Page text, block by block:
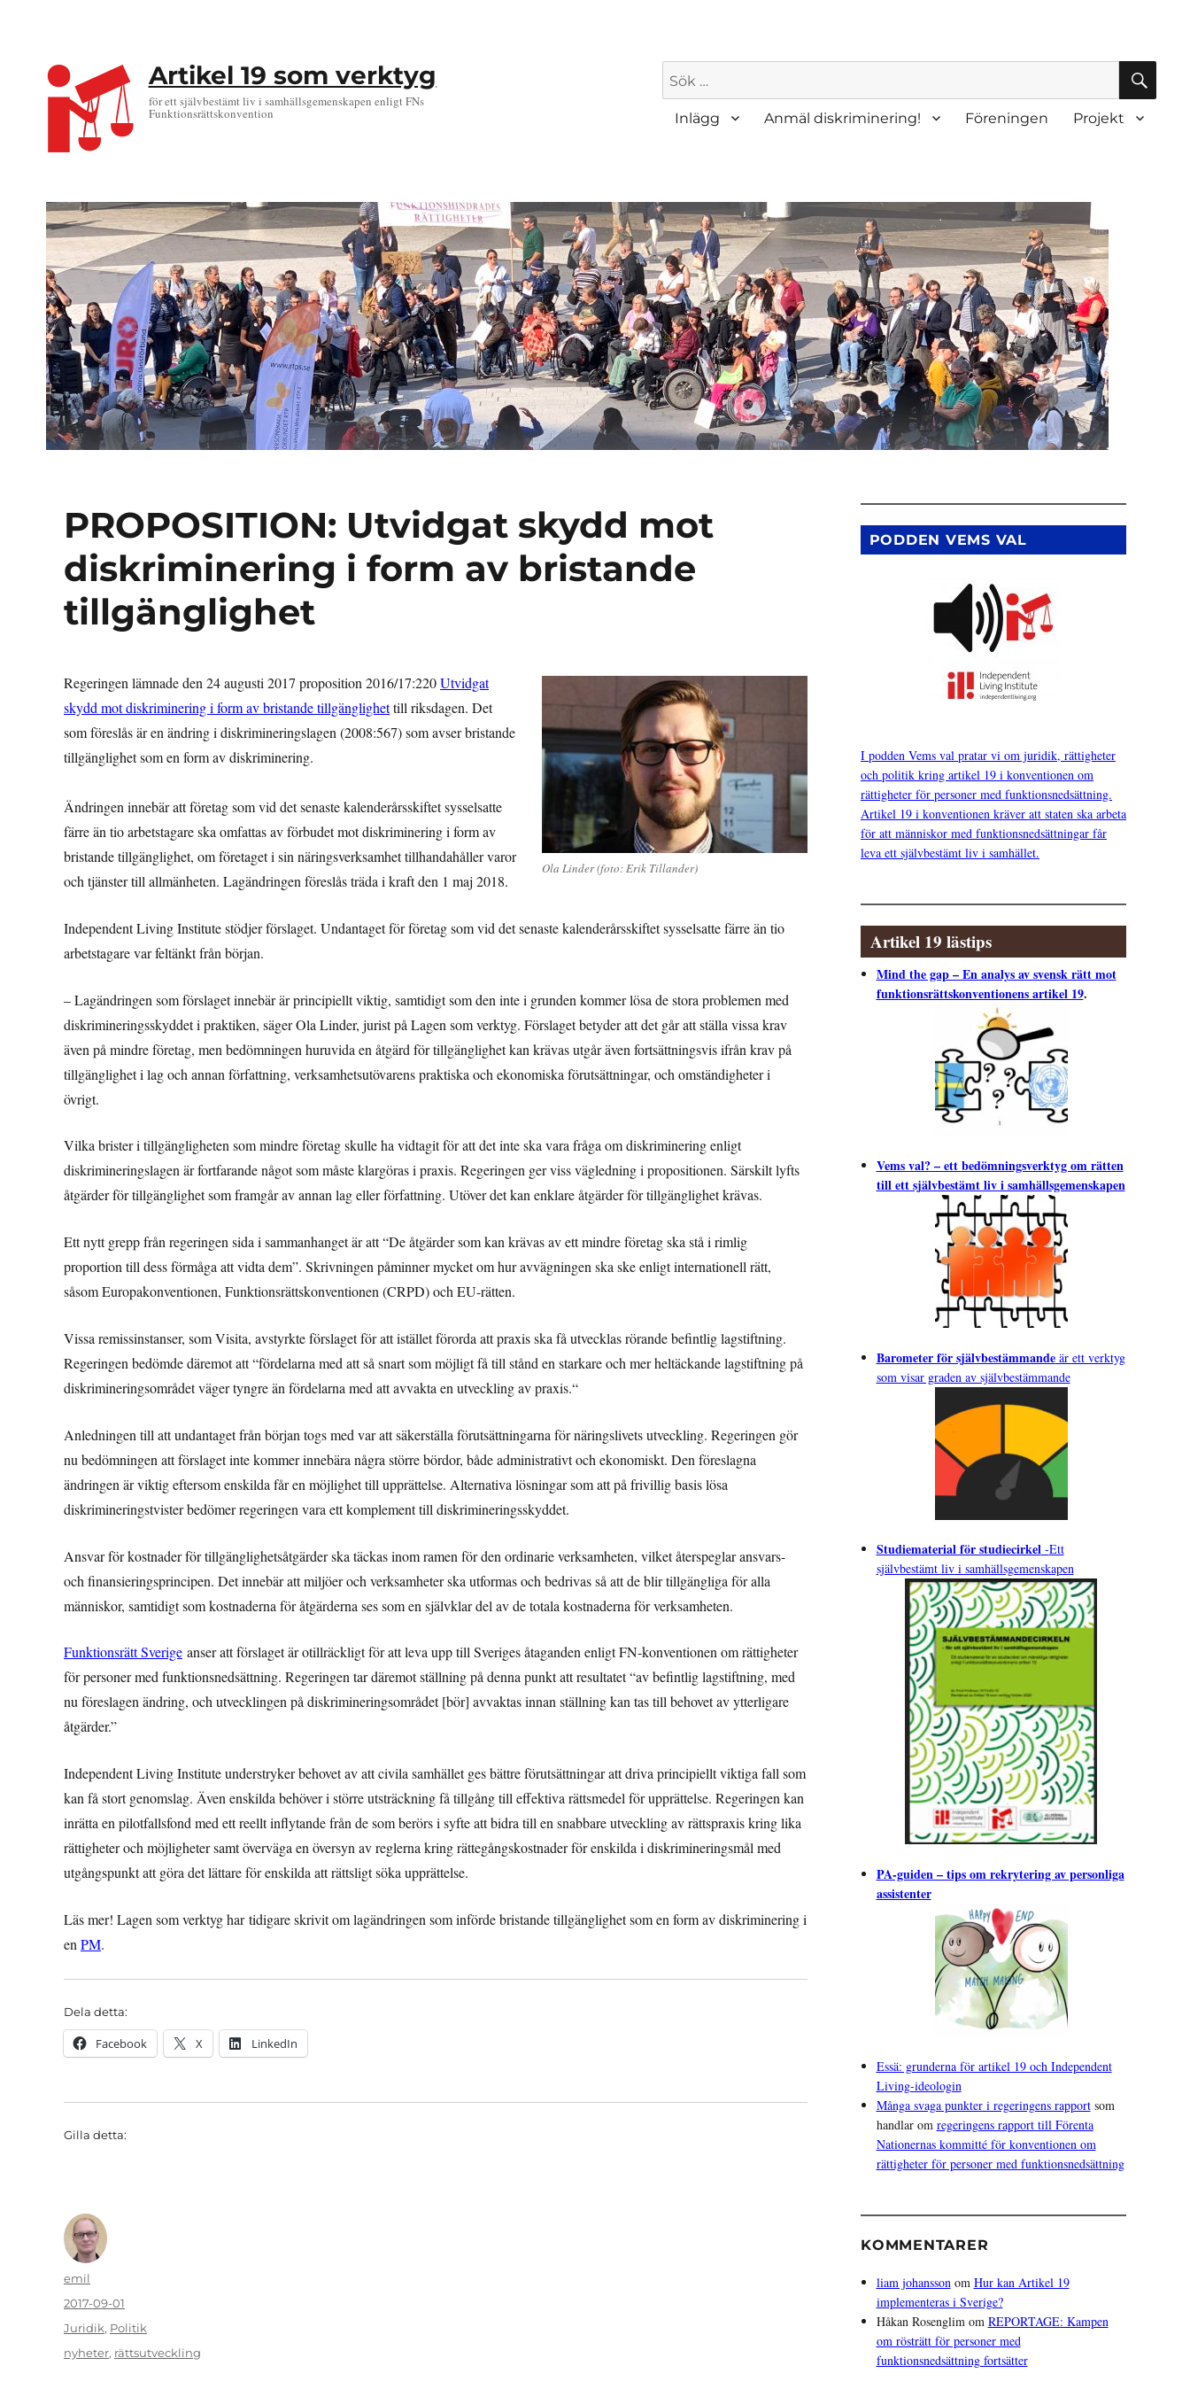
Artikel 19 som verktyg
för ett självbestämt liv i samhällsgemenskapen enligt FNs
Funktionsrättskonvention
Sök
efter:
SÖK
Inlägg Anmäl diskriminering! Föreningen Projekt
PROPOSITION: Utvidgat skydd mot
diskriminering i form av bristande
tillgänglighet
Ola Linder (foto: Erik Tillander)
Regeringen lämnade den 24 augusti 2017 proposition 2016/17:220Utvidgat
skydd mot diskriminering i form av bristande tillgänglighettill riksdagen. Det
som föreslås är en ändring i diskrimineringslagen (2008:567) som avser bristande
tillgänglighet som en form av diskriminering.
Ändringen innebär att företag som vid det senaste kalenderårsskiftet sysselsatte
färre än tio arbetstagare ska omfattas av förbudet mot diskriminering i form av
bristande tillgänglighet, om företaget i sin näringsverksamhet tillhandahåller varor
och tjänster till allmänheten. Lagändringen föreslås träda i kraft den 1 maj 2018.
Independent Living Institute stödjer förslaget. Undantaget för företag som vid det senaste kalenderårsskiftet sysselsatte färre än tio
arbetstagare var feltänkt från början.
– Lagändringen som förslaget innebär är principiellt viktig, samtidigt som den inte i grunden kommer lösa de stora problemen med
diskrimineringsskyddet i praktiken, säger Ola Linder, jurist på Lagen som verktyg. Förslaget betyder att det går att ställa vissa krav
även på mindre företag, men bedömningen huruvida en åtgärd för tillgänglighet kan krävas utgår även fortsättningsvis ifrån krav på
tillgänglighet i lag och annan författning, verksamhetsutövarens praktiska och ekonomiska förutsättningar, och omständigheter i
övrigt.
Vilka brister i tillgängligheten som mindre företag skulle ha vidtagit för att det inte ska vara fråga om diskriminering enligt
diskrimineringslagen är fortfarande något som måste klargöras i praxis. Regeringen ger viss vägledning i propositionen. Särskilt lyfts
åtgärder för tillgänglighet som framgår av annan lag eller författning. Utöver det kan enklare åtgärder för tillgänglighet krävas.
Ett nytt grepp från regeringen sida i sammanhanget är att “De åtgärder som kan krävas av ett mindre företag ska stå i rimlig
proportion till dess förmåga att vidta dem”. Skrivningen påminner mycket om hur avvägningen ska ske enligt internationell rätt,
såsom Europakonventionen, Funktionsrättskonventionen (CRPD) och EU-rätten.
Vissa remissinstanser, som Visita, avstyrkte förslaget för att istället förorda att praxis ska få utvecklas rörande befintlig lagstiftning.
Regeringen bedömde däremot att “fördelarna med att så snart som möjligt få till stånd en starkare och mer heltäckande lagstiftning på
diskrimineringsområdet väger tyngre än fördelarna med att avvakta en utveckling av praxis.“
Anledningen till att undantaget från början togs med var att säkerställa förutsättningarna för näringslivets utveckling. Regeringen gör
nu bedömningen att förslaget inte kommer innebära några större bördor, både administrativt och ekonomiskt. Den föreslagna
ändringen är viktig eftersom enskilda får en möjlighet till upprättelse. Alternativa lösningar som att på frivillig basis lösa
diskrimineringstvister bedömer regeringen vara ett komplement till diskrimineringsskyddet.
Ansvar för kostnader för tillgänglighetsåtgärder ska täckas inom ramen för den ordinarie verksamheten, vilket återspeglar ansvars-
och finansieringsprincipen. Det innebär att miljöer och verksamheter ska utformas och bedrivas så att de blir tillgängliga för alla
människor, samtidigt som kostnaderna för åtgärderna ses som en självklar del av de totala kostnaderna för verksamheten.
Funktionsrätt Sverige anser att förslaget är otillräckligt för att leva upp till Sveriges åtaganden enligt FN-konventionen om rättigheter
för personer med funktionsnedsättning. Regeringen tar däremot ställning på denna punkt att resultatet “av befintlig lagstiftning, med
nu föreslagen ändring, och utvecklingen på diskrimineringsområdet [bör] avvaktas innan ställning kan tas till behovet av ytterligare
åtgärder.”
Independent Living Institute understryker behovet av att civila samhället ges bättre förutsättningar att driva principiellt viktiga fall som
kan få stort genomslag. Även enskilda behöver i större utsträckning få tillgång till effektiva rättsmedel för upprättelse. Regeringen kan
inrätta en pilotfallsfond med ett reellt inflytande från de som berörs i syfte att bidra till en snabbare utveckling av rättspraxis kring lika
rättigheter och möjligheter samt överväga en översyn av reglerna kring rättegångskostnader för enskilda i diskrimineringsmål med
utgångspunkt att göra det lättare för enskilda att rättsligt söka upprättelse.
Läs mer! Lagen som verktyg har tidigare skrivit om lagändringen som införde bristande tillgänglighet som en form av diskriminering i
en PM.
Dela detta:
Facebook X LinkedIn
Gilla detta:
Författare
emil
Publicerat
den
2017-09-01
Kategorier
Juridik, Politik
Etiketter
nyheter, rättsutveckling
PODDEN VEMS VAL
I podden Vems val pratar vi om juridik, rättigheter
och politik kring artikel 19 i konventionen om
rättigheter för personer med funktionsnedsättning.
Artikel 19 i konventionen kräver att staten ska arbeta
för att människor med funktionsnedsättningar får
leva ett självbestämt liv i samhället.
Artikel 19 lästips
Mind the gap – En analys av svensk rätt mot
funktionsrättskonventionens artikel 19.
Vems val? – ett bedömningsverktyg om rätten
till ett självbestämt liv i samhällsgemenskapen
Barometer för självbestämmandeär ett verktyg
som visar graden av självbestämmande
Studiematerial för studiecirkel-Ett
självbestämt liv i samhällsgemenskapen
PA-guiden – tips om rekrytering av personliga
assistenter
Essä: grunderna för artikel 19 och Independent
Living-ideologin
Många svaga punkter i regeringens rapportsom
handlar om regeringens rapport till Förenta
Nationernas kommitté för konventionen om
rättigheter för personer med funktionsnedsättning
KOMMENTARER
liam johanssonom Hur kan Artikel 19
implementeras i Sverige?
Håkan Rosenglimom REPORTAGE: Kampen
om rösträtt för personer med
funktionsnedsättning fortsätter